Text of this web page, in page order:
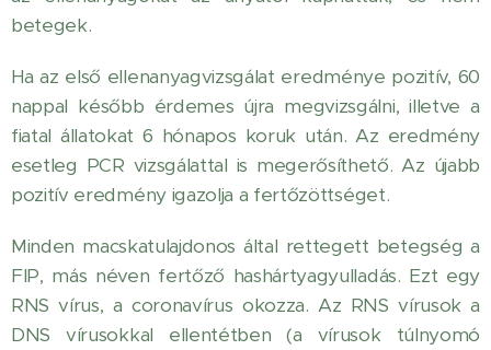
betegek.
Ha az első ellenanyagvizsgálat eredménye pozitív, 60
nappal később érdemes újra megvizsgálni, illetve a
fiatal állatokat 6 hónapos koruk után. Az eredmény
esetleg PCR vizsgálattal is megerősíthető. Az újabb
pozitív eredmény igazolja a fertőzöttséget.
Minden macskatulajdonos által rettegett betegség a
FIP, más néven fertőző hashártyagyulladás. Ezt egy
RNS vírus, a coronavírus okozza. Az RNS vírusok a
DNS vírusokkal ellentétben (a vírusok túlnyomó